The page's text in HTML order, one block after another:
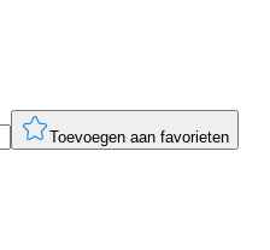
Toevoegen aan favorieten